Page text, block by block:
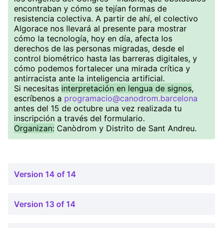
encontraban y cómo se tejían formas de
resistencia colectiva. A partir de ahí, el colectivo
Algorace nos llevará al presente para mostrar
cómo la tecnología, hoy en día, afecta los
derechos de las personas migradas, desde el
control biométrico hasta las barreras digitales, y
cómo podemos fortalecer una mirada crítica y
antirracista ante la inteligencia artificial.
Si necesitas interpretación en lengua de signos,
escríbenos a programacio@canodrom.barcelona
antes del 15 de octubre una vez realizada tu
inscripción a través del formulario.
Organizan: Canòdrom y Distrito de Sant Andreu.
Version 14 of 14
Version 13 of 14